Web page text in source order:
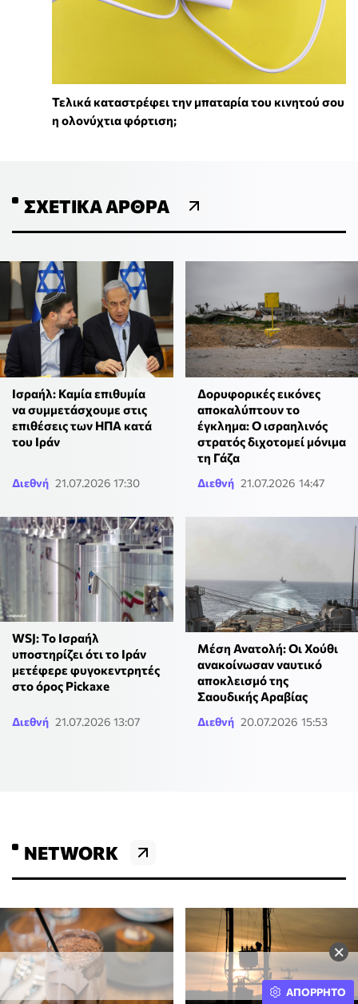
×
Τελικά καταστρέφει την μπαταρία του κινητού σου
η ολονύχτια φόρτιση;
ΣΧΕΤΙΚΆ ΆΡΘΡΑ
Ισραήλ: Καμία επιθυμία
να συμμετάσχουμε στις
επιθέσεις των ΗΠΑ κατά
του Ιράν
Διεθνή 21.07.2026 17:30
Δορυφορικές εικόνες
αποκαλύπτουν το
έγκλημα: Ο ισραηλινός
στρατός διχοτομεί μόνιμα
τη Γάζα
Διεθνή 21.07.2026 14:47
WSJ: Το Ισραήλ
υποστηρίζει ότι το Ιράν
μετέφερε φυγοκεντρητές
στο όρος Pickaxe
Διεθνή 21.07.2026 13:07
Μέση Ανατολή: Οι Χούθι
ανακοίνωσαν ναυτικό
αποκλεισμό της
Σαουδικής Αραβίας
Διεθνή 20.07.2026 15:53
NETWORK
ΑΠΟΡΡΗΤΟ